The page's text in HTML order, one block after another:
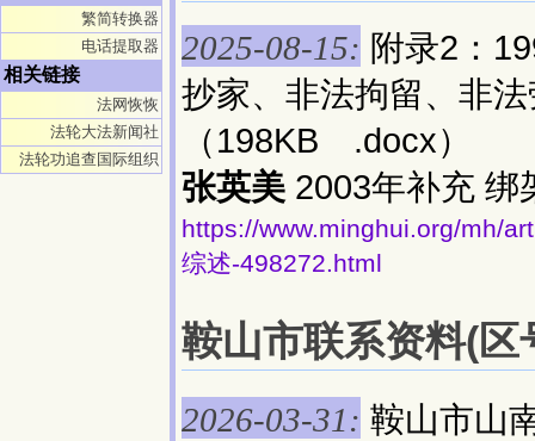
繁简转换器
电话提取器
相关链接
法网恢恢
法轮大法新闻社
法轮功追查国际组织
2025-08-15: 附录2：
抄家、非法拘留、非
（198KB .docx）
张英美 2003年补充 绑
https://www.minghui.org/mh/
综述-498272.html
鞍山市联系资料(区
2026-03-31: 鞍山市山